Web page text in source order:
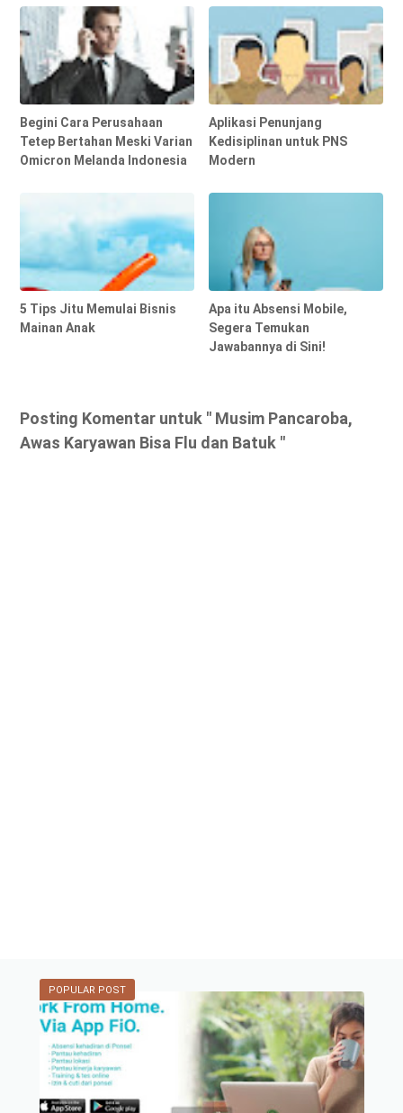
Begini Cara Perusahaan
Tetep Bertahan Meski Varian
Omicron Melanda Indonesia
Aplikasi Penunjang
Kedisiplinan untuk PNS
Modern
5 Tips Jitu Memulai Bisnis
Mainan Anak
Apa itu Absensi Mobile,
Segera Temukan
Jawabannya di Sini!
Posting Komentar untuk " Musim Pancaroba,
Awas Karyawan Bisa Flu dan Batuk "
POPULAR POST